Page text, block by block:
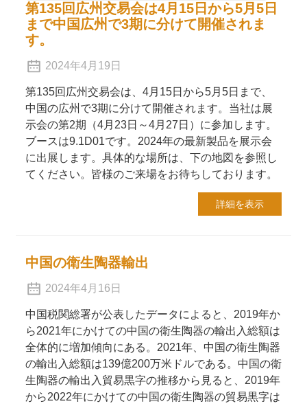
第135回広州交易会は4月15日から5月5日
まで中国広州で3期に分けて開催されま
す。
2024年4月19日
第135回広州交易会は、4月15日から5月5日まで、
中国の広州で3期に分けて開催されます。当社は展
示会の第2期（4月23日～4月27日）に参加します。
ブースは9.1D01です。2024年の最新製品を展示会
に出展します。具体的な場所は、下の地図を参照し
てください。皆様のご来場をお待ちしております。
詳細を表示
中国の衛生陶器輸出
2024年4月16日
中国税関総署が公表したデータによると、2019年か
ら2021年にかけての中国の衛生陶器の輸出入総額は
全体的に増加傾向にある。2021年、中国の衛生陶器
の輸出入総額は139億200万米ドルである。中国の衛
生陶器の輸出入貿易黒字の推移から見ると、2019年
から2022年にかけての中国の衛生陶器の貿易黒字は